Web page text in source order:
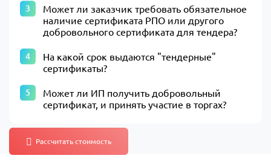
Может ли заказчик требовать обязательное
наличие сертификата РПО или другого
добровольного сертификата для тендера?
На какой срок выдаются "тендерные"
сертификаты?
Может ли ИП получить добровольный
сертификат, и принять участие в торгах?